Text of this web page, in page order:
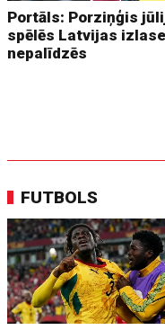
Portāls: Porziņģis
spēlēs Latvijas
nepalīdzēs
FUTBOLS